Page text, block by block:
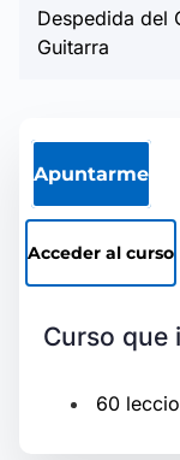
Despedida del
Guitarra
Apuntarme
Acceder al curso
Curso que
60